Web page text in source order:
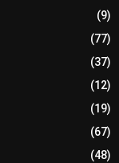
(9)
(77)
(37)
(12)
(19)
(67)
(48)